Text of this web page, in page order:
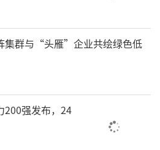
群与“头雁”企业共绘绿色低
200强发布，24